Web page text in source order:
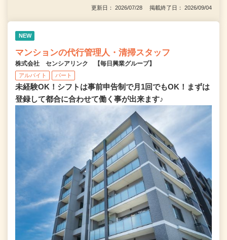
更新日： 2026/07/28 掲載終了日： 2026/09/04
NEW
マンションの代行管理人・清掃スタッフ
株式会社 センシアリンク 【毎日興業グループ】
アルバイト パート
未経験OK！シフトは事前申告制で月1回でもOK！まずは
登録して都合に合わせて働く事が出来ます♪